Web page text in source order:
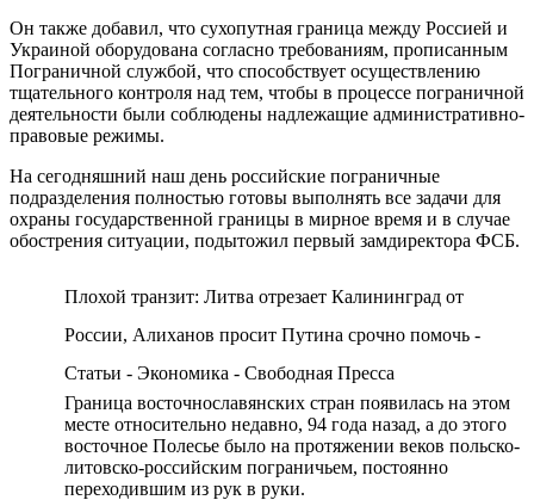
Он также добавил, что сухопутная граница между Россией и
Украиной оборудована согласно требованиям, прописанным
Пограничной службой, что способствует осуществлению
тщательного контроля над тем, чтобы в процессе пограничной
деятельности были соблюдены надлежащие административно-
правовые режимы.
На сегодняшний наш день российские пограничные
подразделения полностью готовы выполнять все задачи для
охраны государственной границы в мирное время и в случае
обострения ситуации, подытожил первый замдиректора ФСБ.
Плохой транзит: Литва отрезает Калининград от
России, Алиханов просит Путина срочно помочь -
Статьи - Экономика - Свободная Пресса
Граница восточнославянских стран появилась на этом
месте относительно недавно, 94 года назад, а до этого
восточное Полесье было на протяжении веков польско-
литовско-российским пограничьем, постоянно
переходившим из рук в руки.